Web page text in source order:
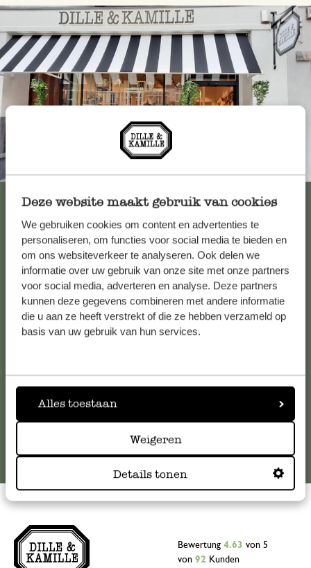
Deze website maakt gebruik van cookies
We gebruiken cookies om content en advertenties te
personaliseren, om functies voor social media te bieden en
om ons websiteverkeer te analyseren. Ook delen we
informatie over uw gebruik van onze site met onze partners
voor social media, adverteren en analyse. Deze partners
kunnen deze gegevens combineren met andere informatie
die u aan ze heeft verstrekt of die ze hebben verzameld op
basis van uw gebruik van hun services.
Alles toestaan
Weigeren
Details tonen
Alle 62 Geschäfte anzeigen
Kundenservice/Hilfe
Falls Sie Fragen haben oder Tipps und Hilfe brauchen, wenden
Sie sich bitte an unseren Kundenservice. Oder lesen Sie hier
die Antworten aufhäufig gestellte Fragen
Online-Kundenservice
Bewertung 4.63 von 5
von 92 Kunden